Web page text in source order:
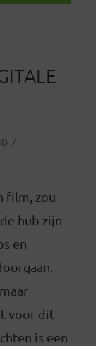
film, zou
hub zijn
en
voor dit
is een